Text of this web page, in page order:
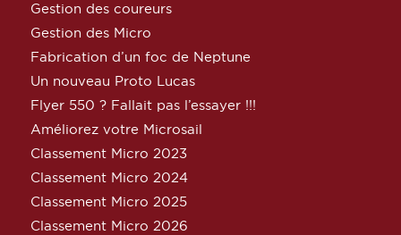
Gestion des coureurs
Gestion des Micro
Fabrication d’un foc de Neptune
Un nouveau Proto Lucas
Flyer 550 ? Fallait pas l’essayer !!!
Améliorez votre Microsail
Classement Micro 2023
Classement Micro 2024
Classement Micro 2025
Classement Micro 2026